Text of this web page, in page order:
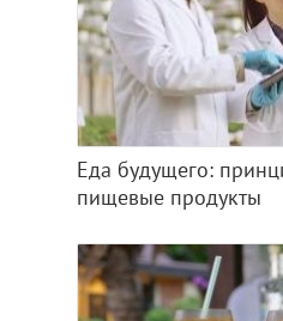
Еда будущего:
пищевые продукты